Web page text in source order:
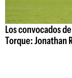
Los convocados
Torque: Jonathan